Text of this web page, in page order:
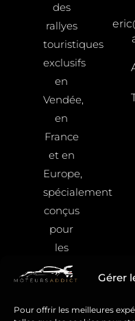
Gérer
Pour offrir les meilleures
des
rallyes
touristiques
exclusifs
en
Vendée,
en
France
et en
Europe,
spécialement
conçus
pour
les
passionnés
de